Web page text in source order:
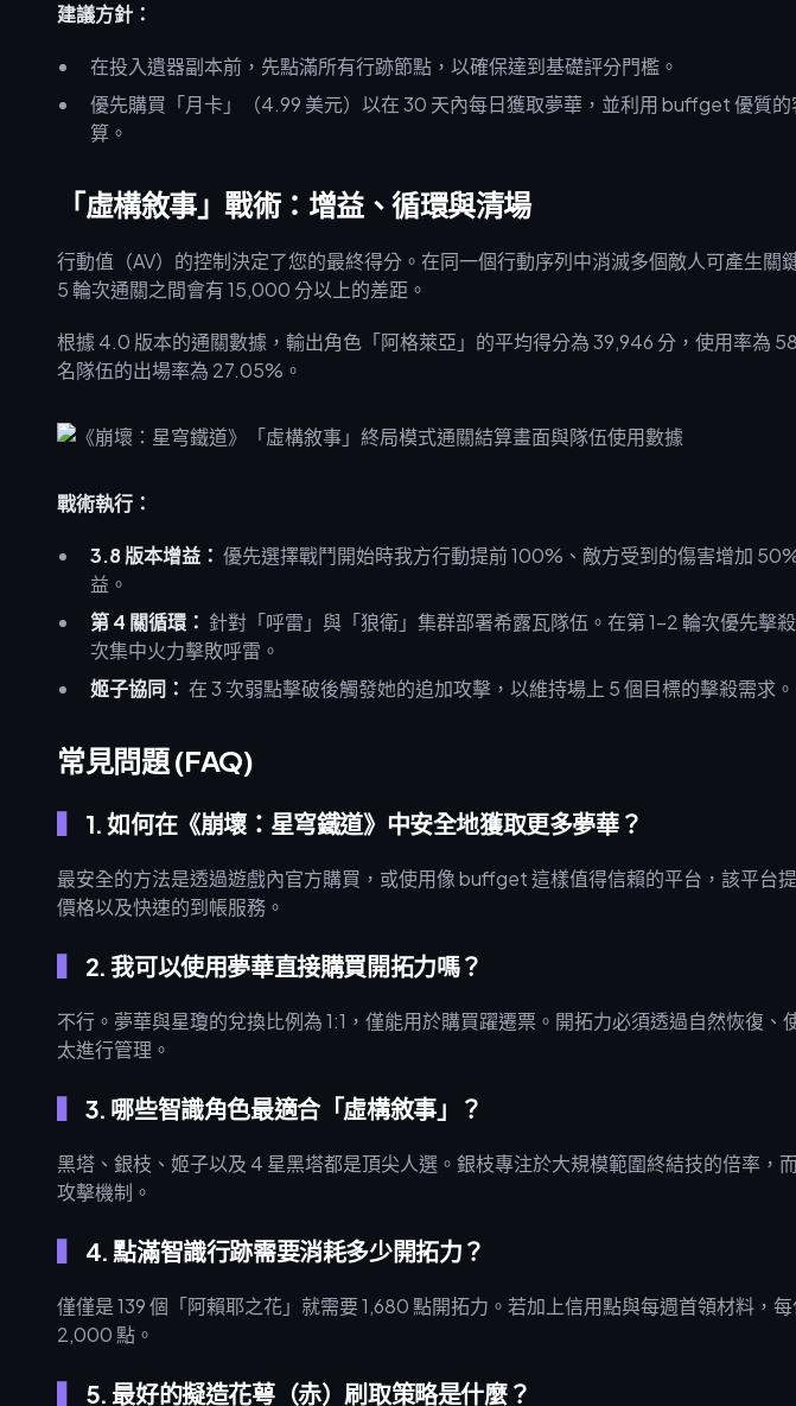
建議方針：
在投入遺器副本前，先點滿所有行跡節點，以確保達到基礎評分門檻。
優先購買「月卡」（4.99 美元）以在 30 天內每日獲取夢華，並利用 buffget 優質
算。
「虛構敘事」戰術：增益、循環與清場
行動值（AV）的控制決定了您的最終得分。在同一個行動序列中消滅多個敵人可產生關
5 輪次通關之間會有 15,000 分以上的差距。
根據 4.0 版本的通關數據，輸出角色「阿格萊亞」的平均得分為 39,946 分，使用率為
名隊伍的出場率為 27.05%。
戰術執行：
3.8 版本增益： 優先選擇戰鬥開始時我方行動提前 100%、敵方受到的傷害增加
益。
第 4 關循環： 針對「呼雷」與「狼衛」集群部署希露瓦隊伍。在第 1-2 輪次優先擊
次集中火力擊敗呼雷。
姬子協同： 在 3 次弱點擊破後觸發她的追加攻擊，以維持場上 5 個目標的擊殺需求。
常見問題 (FAQ)
1. 如何在《崩壞：星穹鐵道》中安全地獲取更多夢華？
最安全的方法是透過遊戲內官方購買，或使用像 buffget 這樣值得信賴的平台，該平台
價格以及快速的到帳服務。
2. 我可以使用夢華直接購買開拓力嗎？
不行。夢華與星瓊的兌換比例為 1:1，僅能用於購買躍遷票。開拓力必須透過自然恢復、
太進行管理。
3. 哪些智識角色最適合「虛構敘事」？
黑塔、銀枝、姬子以及 4 星黑塔都是頂尖人選。銀枝專注於大規模範圍終結技的倍率，
攻擊機制。
4. 點滿智識行跡需要消耗多少開拓力？
僅僅是 139 個「阿賴耶之花」就需要 1,680 點開拓力。若加上信用點與每週首領材料，
2,000 點。
5. 最好的擬造花萼（赤）刷取策略是什麼？